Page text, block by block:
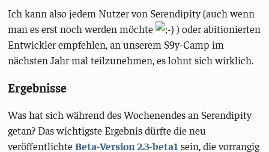
Ich kann also jedem Nutzer von Serendipity (auch wenn
man es erst noch werden möchte
) oder abitionierten
Entwickler empfehlen, an unserem S9y-Camp im
nächsten Jahr mal teilzunehmen, es lohnt sich wirklich.
Ergebnisse
Was hat sich während des Wochenendes an Serendipity
getan? Das wichtigste Ergebnis dürfte die neu
veröffentlichteBeta-Version 2.3-beta1sein, die vorrangig